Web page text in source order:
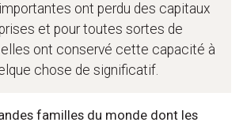
ont perdu des capitaux
et pour toutes sortes de
elles ont conservé cette capacité à
chose de significatif.
familles du monde dont les